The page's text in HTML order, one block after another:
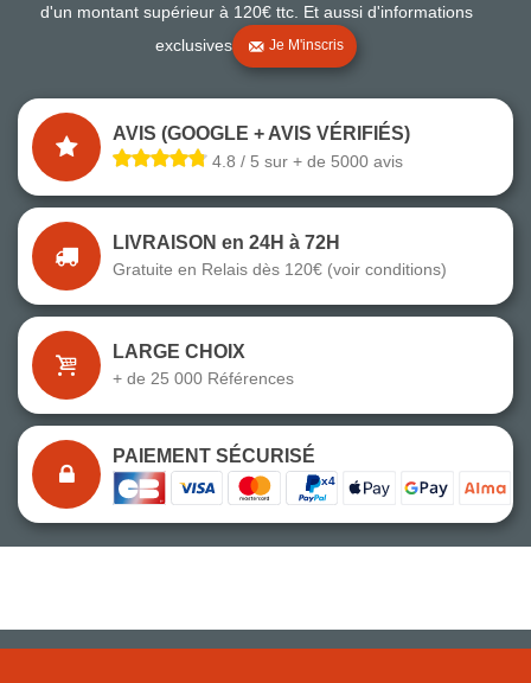
d'un montant supérieur à 120€ ttc. Et aussi d'informations
exclusives
Je M'inscris
AVIS (GOOGLE + AVIS VÉRIFIÉS)
4.8 / 5 sur + de 5000 avis
LIVRAISON en 24H à 72H
Gratuite en Relais dès 120€ (voir conditions)
LARGE CHOIX
+ de 25 000 Références
PAIEMENT SÉCURISÉ